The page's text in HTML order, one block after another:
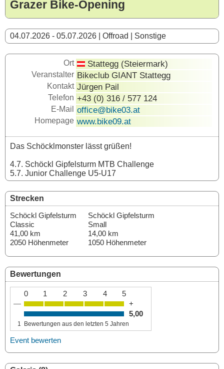
Grazer Bike-Opening
04.07.2026 - 05.07.2026 | Offroad | Sonstige
Ort Stattegg (Steiermark)
Veranstalter Bikeclub GIANT Stattegg
Kontakt Jürgen Pail
Telefon +43 (0) 316 / 577 124
E-Mail office@bike03.at
Homepage www.bike09.at
Das Schöcklmonster lässt grüßen!
4.7. Schöckl Gipfelsturm MTB Challenge
5.7. Junior Challenge U5-U17
Strecken
Schöckl Gipfelsturm
Classic
41,00 km
2050 Höhenmeter
Schöckl Gipfelsturm
Small
14,00 km
1050 Höhenmeter
Bewertungen
0 1 2 3 4
5
—
+
5,00
1 Bewertungen aus den letzten 5 Jahren
Event bewerten